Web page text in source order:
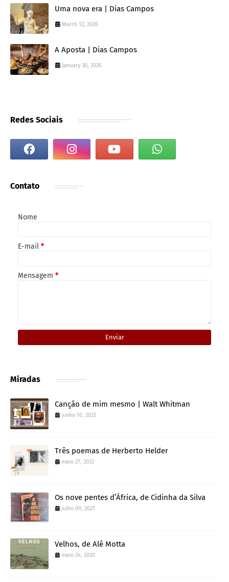
Uma nova era | Dias Campos
March 12, 2026
A Aposta | Dias Campos
January 30, 2026
Redes Sociais
Contato
Nome
E-mail *
Mensagem *
Miradas
Canção de mim mesmo | Walt Whitman
junho 10, 2022
Três poemas de Herberto Helder
maio 27, 2022
Os nove pentes d’África, de Cidinha da Silva
julho 09, 2021
Velhos, de Alê Motta
maio 24, 2020